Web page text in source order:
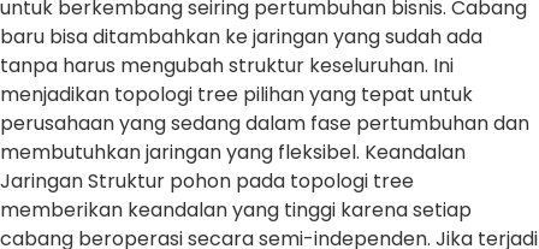
untuk berkembang seiring pertumbuhan bisnis. Cabang
baru bisa ditambahkan ke jaringan yang sudah ada
tanpa harus mengubah struktur keseluruhan. Ini
menjadikan topologi tree pilihan yang tepat untuk
perusahaan yang sedang dalam fase pertumbuhan dan
membutuhkan jaringan yang fleksibel. Keandalan
Jaringan Struktur pohon pada topologi tree
memberikan keandalan yang tinggi karena setiap
cabang beroperasi secara semi-independen. Jika terjadi